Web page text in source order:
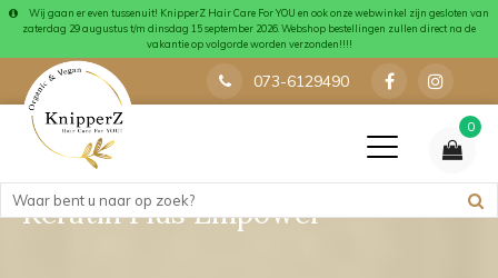
Wij gaan er even tussenuit! KnipperZ Hair Care For YOU en ook onze webwinkel zijn gesloten van
zaterdag 29 augustus t/m dinsdag 15 september 2026. Webshop bestellingen zullen direct na de
vakantie op volgorde worden verzonden!!!!
073-6129490
0
Keratin Plus Empower